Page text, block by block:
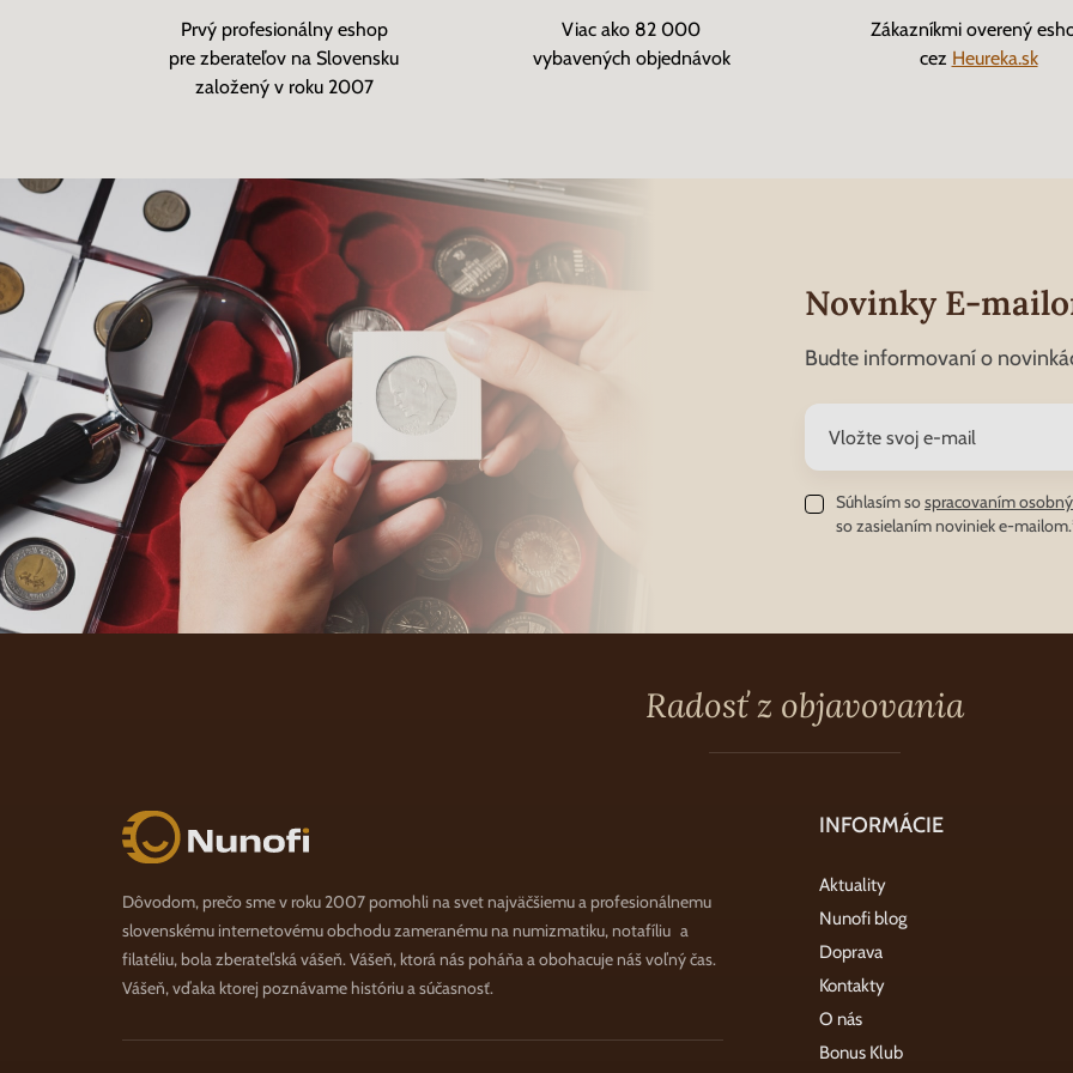
Prvý profesionálny eshop
pre zberateľov na Slovensku
založený v roku 2007
Viac ako 82 000
vybavených objednávok
Zákazníkmi overený
cez Heureka.sk
Novinky E-
Budte informovaní o
Súhlasím sospracovaním
so zasielaním noviniek e-
Radosť z objavovania
Nunofi.sk
Dôvodom, prečo sme v roku 2007 pomohli na svet najväčšiemu a profesionálnemu
slovenskému internetovému obchodu zameranému na numizmatiku, notafíliu a
filatéliu, bola zberateľská vášeň. Vášeň, ktorá nás poháňa a obohacuje náš voľný čas.
Vášeň, vďaka ktorej poznávame históriu a súčasnosť.
INFORMÁCIE
Aktuality
Nunofi blog
Doprava
Kontakty
O nás
Bonus Klub